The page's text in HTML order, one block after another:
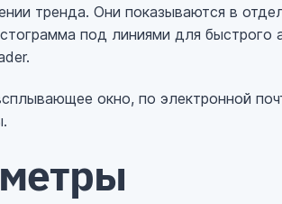
тренда. Они показываются в
под линиями для быстрого
окно, по электронной